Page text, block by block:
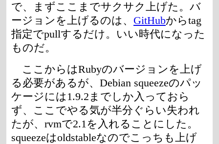
で、まずここまでサクサク上げた。バ
ージョンを上げるのは、 GitHubからtag
指定でpullするだけ。いい時代になった
ものだ。
ここからはRubyのバージョンを上げ
る必要があるが、Debian squeezeのパッ
ケージには1.9.2までしか入っておら
ず、ここでやる気が半分ぐらい失われ
たが、rvmで2.1を入れることにした。
squeezeはoldstableなのでこっちも上げ